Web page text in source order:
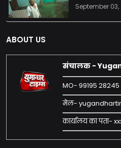
September 03,
ABOUT US
संचालक -
MO- 99195 28245
मेल-
कार्यालय का पता-